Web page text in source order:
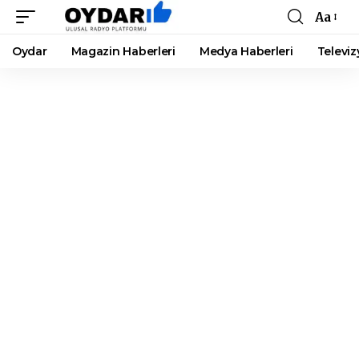
Font
Resizer
Aa
Oydar Magazin Haberleri Medya Haberleri